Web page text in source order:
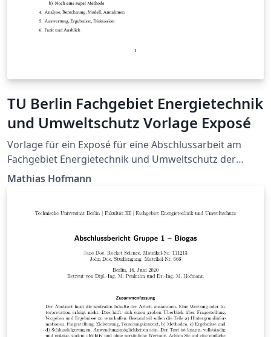
TU Berlin Fachgebiet Energietechnik
und Umweltschutz Vorlage Exposé
Vorlage für ein Exposé für eine Abschlussarbeit am
Fachgebiet Energietechnik und Umweltschutz der
Technischen Universität Berlin. Template to write an
Institute of Technology.
Mathias Hofmann